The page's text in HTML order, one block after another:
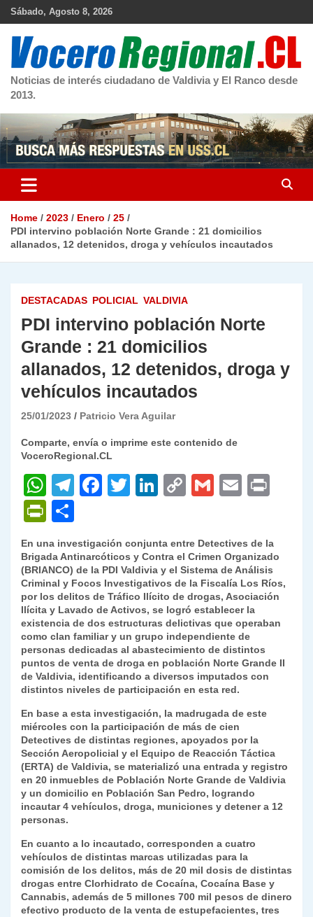
Skip
Sábado, Agosto 8, 2026
Noticias de interés ciudadano de Valdivia y El Ranco desde
2013.
Home 2023 Enero
25
PDI intervino población Norte Grande : 21 domicilios
allanados, 12 detenidos, droga y vehículos incautados
DESTACADAS POLICIAL VALDIVIA
PDI intervino población Norte
Grande : 21 domicilios
allanados, 12 detenidos, droga y
vehículos incautados
25/01/2023 Patricio Vera Aguilar
Comparte, envía o imprime este contenido de
VoceroRegional.CL
W
h
at
s
A
p
p
T
gr
a
m
F
e
b
o
o
k
T
er
Li
e
dI
n
C
y
Li
n
k
G
l
E
l
P
ri
nt
Fr
ie
n
dl
y
o
m
p
ar
tir
En una investigación conjunta entre Detectives de la
Brigada Antinarcóticos y Contra el Crimen Organizado
(BRIANCO) de la PDI Valdivia y el Sistema de Análisis
Criminal y Focos Investigativos de la Fiscalía Los Ríos,
por los delitos de Tráfico Ilícito de drogas, Asociación
Ilícita y Lavado de Activos, se logró establecer la
existencia de dos estructuras delictivas que operaban
como clan familiar y un grupo independiente de
personas dedicadas al abastecimiento de distintos
puntos de venta de droga en población Norte Grande II
de Valdivia, identificando a diversos imputados con
distintos niveles de participación en esta red.
En base a esta investigación, la madrugada de este
miércoles con la participación de más de cien
Detectives de distintas regiones, apoyados por la
Sección Aeropolicial y el Equipo de Reacción Táctica
(ERTA) de Valdivia, se materializó una entrada y registro
en 20 inmuebles de Población Norte Grande de Valdivia
y un domicilio en Población San Pedro, logrando
incautar 4 vehículos, droga, municiones y detener a 12
personas.
En cuanto a lo incautado, corresponden a cuatro
vehículos de distintas marcas utilizadas para la
comisión de los delitos, más de 20 mil dosis de distintas
drogas entre Clorhidrato de Cocaína, Cocaína Base y
Cannabis, además de 5 millones 700 mil pesos de dinero
efectivo producto de la venta de estupefacientes, tres